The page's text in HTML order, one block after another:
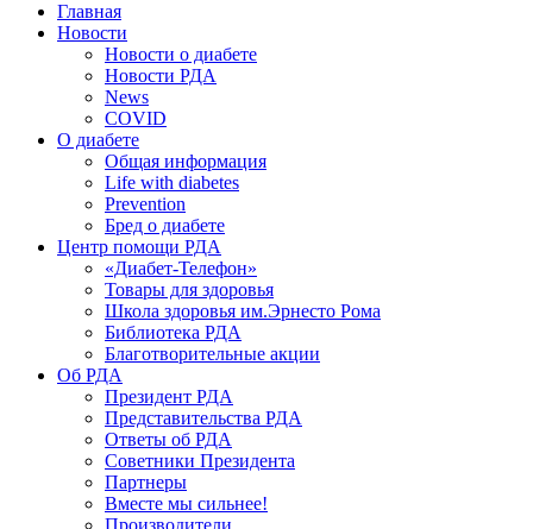
Главная
Новости
Новости о диабете
Новости РДА
News
COVID
О диабете
Общая информация
Life with diabetes
Prevention
Бред о диабете
Центр помощи РДА
«Диабет-Телефон»
Товары для здоровья
Школа здоровья им.Эрнесто Рома
Библиотека РДА
Благотворительные акции
Об РДА
Президент РДА
Представительства РДА
Ответы об РДА
Советники Президента
Партнеры
Вместе мы сильнее!
Производители